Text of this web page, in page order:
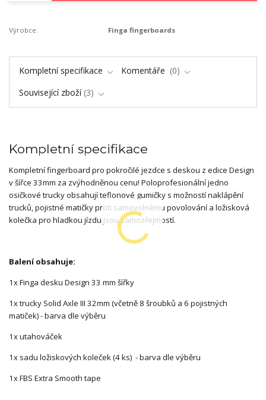
Výrobce: Finga fingerboards
Kompletní specifikace Komentáře
0
Související zboží 3
Kompletní specifikace
Kompletní fingerboard pro pokročilé jezdce s deskou z edice Design
v šířce 33mm za zvýhodněnou cenu! Poloprofesionální jedno
osičkové trucky obsahují teflonové gumičky s možností naklápění
trucků, pojistné matičky proti samovolnému povolování a ložisková
kolečka pro hladkou jízdu jsou samozřejmostí.
Balení obsahuje:
1x Finga desku Design 33 mm šířky
1x trucky Solid Axle III 32mm (včetně 8 šroubků a 6 pojistných
matiček) - barva dle výběru
1x utahováček
1x sadu ložiskových koleček (4 ks) - barva dle výběru
1x FBS Extra Smooth tape